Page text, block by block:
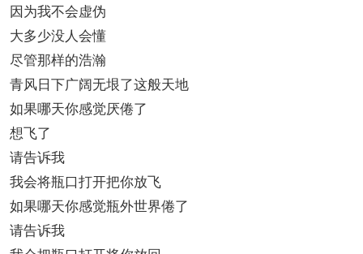
因为我不会虚伪
大多少没人会懂
尽管那样的浩瀚
青风日下广阔无垠了这般天地
如果哪天你感觉厌倦了
想飞了
请告诉我
我会将瓶口打开把你放飞
如果哪天你感觉瓶外世界倦了
请告诉我